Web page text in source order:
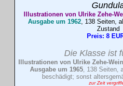
Illustrationen von Ulrike Zehe-
Ausgabe um 1962, 138 Seiten,
Zustand
Preis: 8
Die Klasse ist
Illustrationen von Ulrike Zehe-
Ausgabe um 1965, 138 Seiten,
beschädigt; sonst
zur Zeit